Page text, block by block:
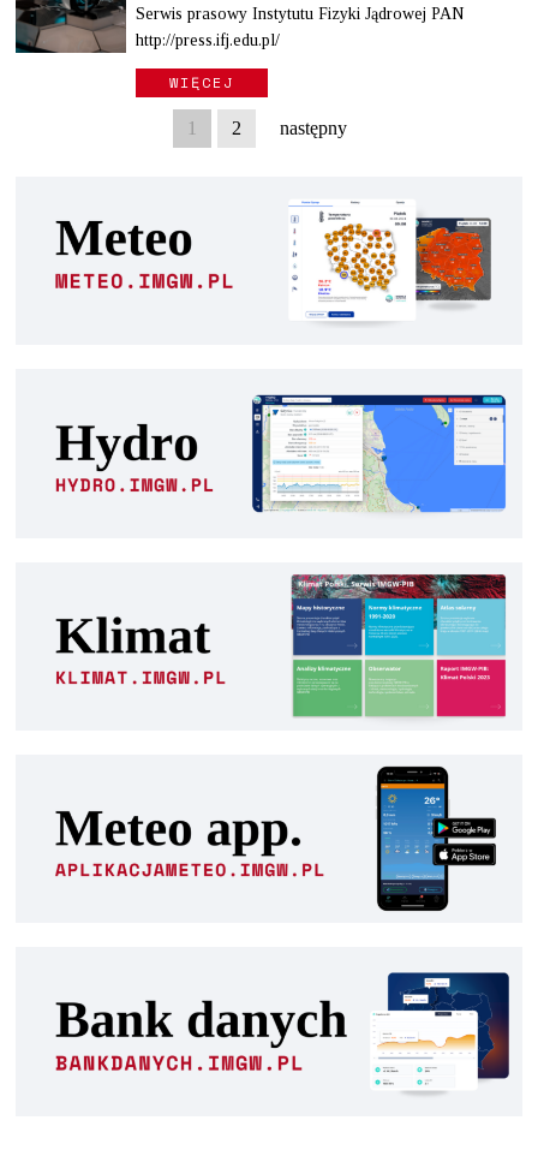
Serwis prasowy Instytutu Fizyki Jądrowej PAN
http://press.ifj.edu.pl/
WIĘCEJ
1 2 następny